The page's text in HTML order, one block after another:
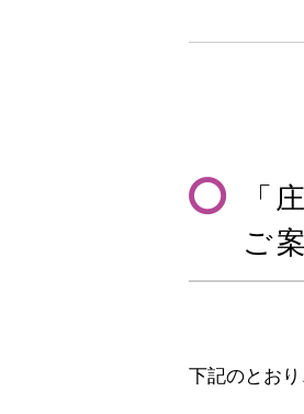
「
ご
下記のとお